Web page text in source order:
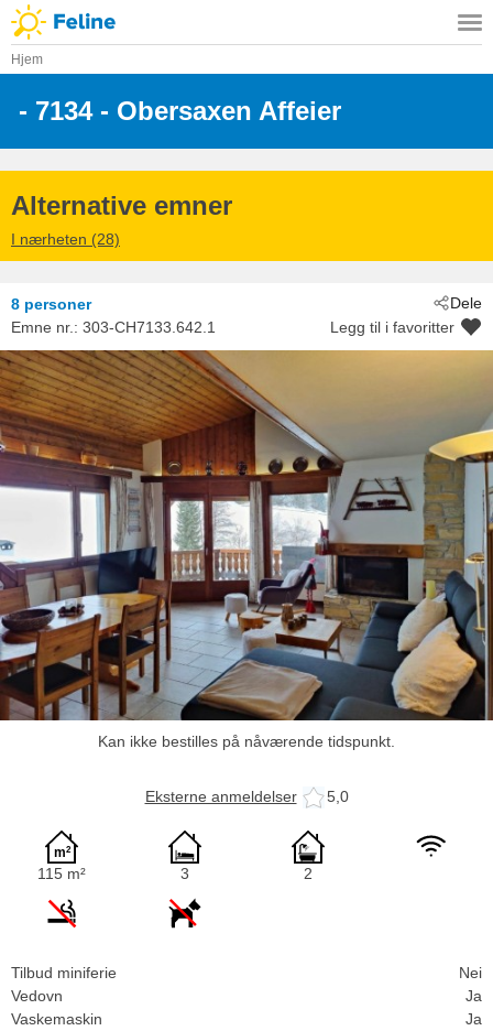
Hjem
- 7134 - Obersaxen Affeier
Alternative emner
I nærheten (28)
Dele
8 personer
Emne nr.: 303-CH7133.642.1 Legg til i favoritter
Kan ikke bestilles på nåværende tidspunkt.
Eksterne anmeldelser 5,0
115 m² 3 2
Tilbud miniferie
Nei
Vedovn
Ja
Vaskemaskin
Ja